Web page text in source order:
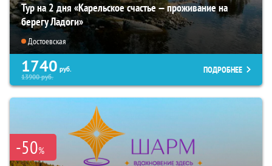
Тур на 2 дня «Карельское счастье — проживание на
берегу Ладоги»
Достоевская
1740 руб.
13900руб.
ПОДРОБНЕЕ
-50%